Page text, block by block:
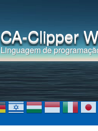
CA-Clipper
Linguagem de